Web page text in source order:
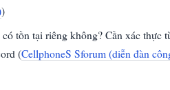
)
tồn tại riêng không? Cần xác thực
(CellphoneS Sforum (diễn đàn